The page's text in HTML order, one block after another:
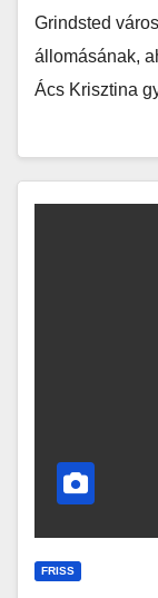
Grindsted
állomásának,
Ács Krisztina
FRISS